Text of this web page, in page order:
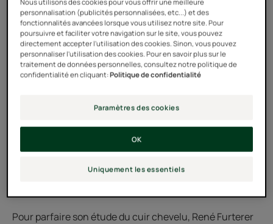
Dès les années 50, alors que tout le monde ne
s’intéressait qu’à la beauté extérieure du cheveu,
M. René Furterer a été le premier à réaliser que tout se
passe à l’intérieur : au niveau du cuir chevelu.
Le cheveu est une matière inerte dont la source de vie
sain, le cheveu est en pleine santé. Par contre, si le cuir
chevelu souffre d’un manque de tonus, s’il est au
contraire en suractivité, c’est toute la chevelure qui en
Pour parfaire son étude du cuir chevelu, René Furterer
Nous utilisons des cookies pour vous offrir une meilleure
personnalisation (publicités personnalisées, etc...) et des
fonctionnalités avancées lorsque vous utilisez notre site. Pour
poursuivre et faciliter votre navigation sur le site, vous pouvez
directement accepter l'utilisation des cookies. Sinon, vous pouvez
personnaliser l'utilisation des cookies. Pour en savoir plus sur le
traitement de données personnelles, consultez notre politique de
confidentialité en cliquant:Politique de confidentialité
Paramètres des cookies
Uniquement les essentiels
OK